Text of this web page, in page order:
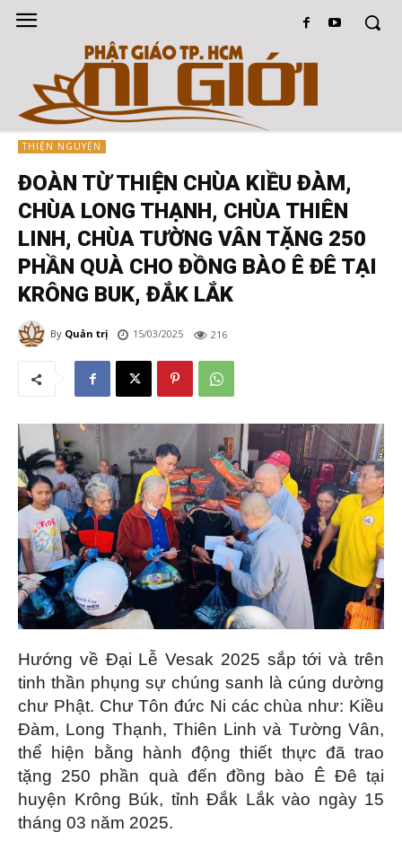
THIỆN NGUYỆN
ĐOÀN TỪ THIỆN CHÙA KIỀU ĐÀM,
CHÙA LONG THẠNH, CHÙA THIÊN
LINH, CHÙA TƯỜNG VÂN TẶNG 250
PHẦN QUÀ CHO ĐỒNG BÀO Ê ĐÊ TẠI
KRÔNG BUK, ĐẮK LẮK
By Quản trị 15/03/2025 216
Hướng về Đại Lễ Vesak 2025 sắp tới và trên
tinh thần phụng sự chúng sanh là cúng dường
chư Phật. Chư Tôn đức Ni các chùa như: Kiều
Đàm, Long Thạnh, Thiên Linh và Tường Vân,
thể hiện bằng hành động thiết thực đã trao
tặng 250 phần quà đến đồng bào Ê Đê tại
huyện Krông Búk, tỉnh Đắk Lắk vào ngày 15
tháng 03 năm 2025.